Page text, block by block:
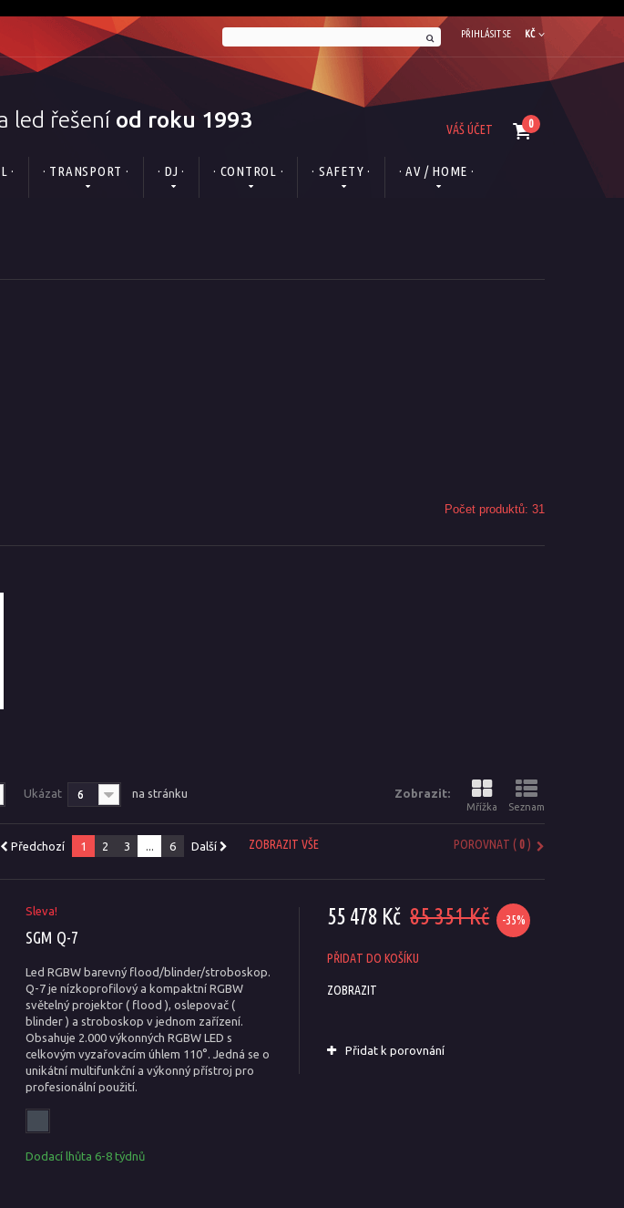
KČ
PŘIHLÁSIT SE
led řešení od roku 1993 0
VÁŠ ÚČET
· · TRANSPORT · · DJ · · CONTROL · · SAFETY · · AV / HOME ·
Počet produktů: 31
Zobrazit:
Mřížka Seznam
Ukázat 6 na stránku
POROVNAT (0)
ZOBRAZIT VŠE
Předchozí 1 2 3 ... 6 Další
Sleva!
SGM Q-7
Led RGBW barevný flood/blinder/stroboskop.
Q-7 je nízkoprofilový a kompaktní RGBW
světelný projektor ( flood ), oslepovač (
blinder ) a stroboskop v jednom zařízení.
Obsahuje 2.000 výkonných RGBW LED s
celkovým vyzařovacím úhlem 110°. Jedná se o
unikátní multifunkční a výkonný přístroj pro
profesionální použití.
Dodací lhůta 6-8 týdnů
55 478 Kč 85 351 Kč -35%
PŘIDAT DO KOŠÍKU
ZOBRAZIT
Přidat k porovnání